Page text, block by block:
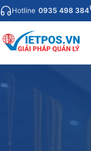
Hotline 0935 498 384